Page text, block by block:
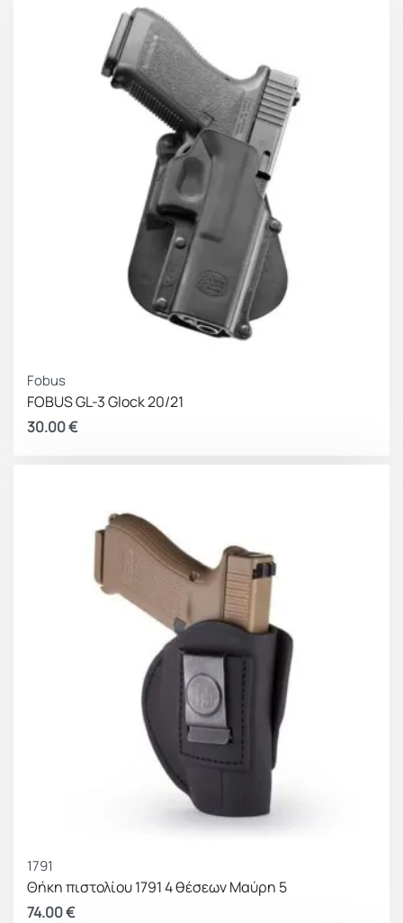
Fobus
FOBUS GL-3 Glock 20/21
30.00€
1791
Θήκη πιστολίου 1791 4 θέσεων Μαύρη 5
74.00€